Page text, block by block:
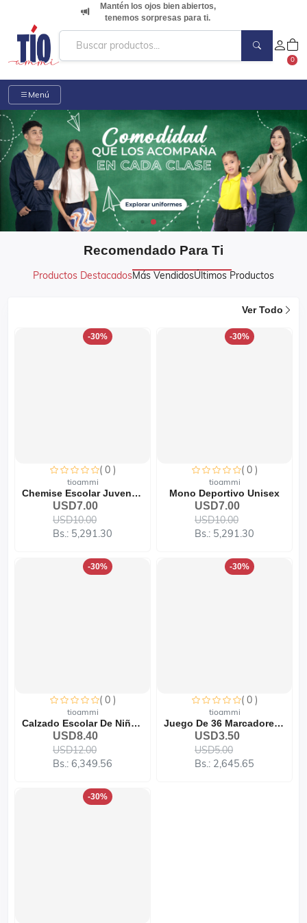
Mantén los ojos bien abiertos,
tenemos sorpresas para ti.
0
Menú
Recomendado Para Ti
Productos DestacadosMás VendidosÚltimos Productos
Ver Todo
-30%
( 0 )
tioammi
Chemise Escolar Juvenil B...
USD7.00
USD10.00
Bs.: 5,291.30
-30%
( 0 )
tioammi
Mono Deportivo Unisex
USD7.00
USD10.00
Bs.: 5,291.30
-30%
( 0 )
tioammi
Calzado Escolar De Niña 9...
USD8.40
USD12.00
Bs.: 6,349.56
-30%
( 0 )
tioammi
Juego De 36 Marcadores Do...
USD3.50
USD5.00
Bs.: 2,645.65
-30%